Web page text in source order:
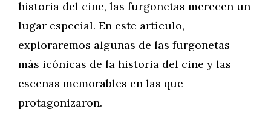
historia del cine, las furgonetas merecen un
lugar especial. En este artículo,
exploraremos algunas de las furgonetas
más icónicas de la historia del cine y las
escenas memorables en las que
protagonizaron.